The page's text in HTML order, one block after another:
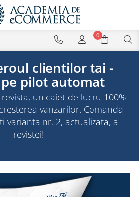
0
clientilor tai -
pilot automat
un caiet de lucru 100%
vanzarilor. Comanda
varianta nr. 2, actualizata, a
revistei!